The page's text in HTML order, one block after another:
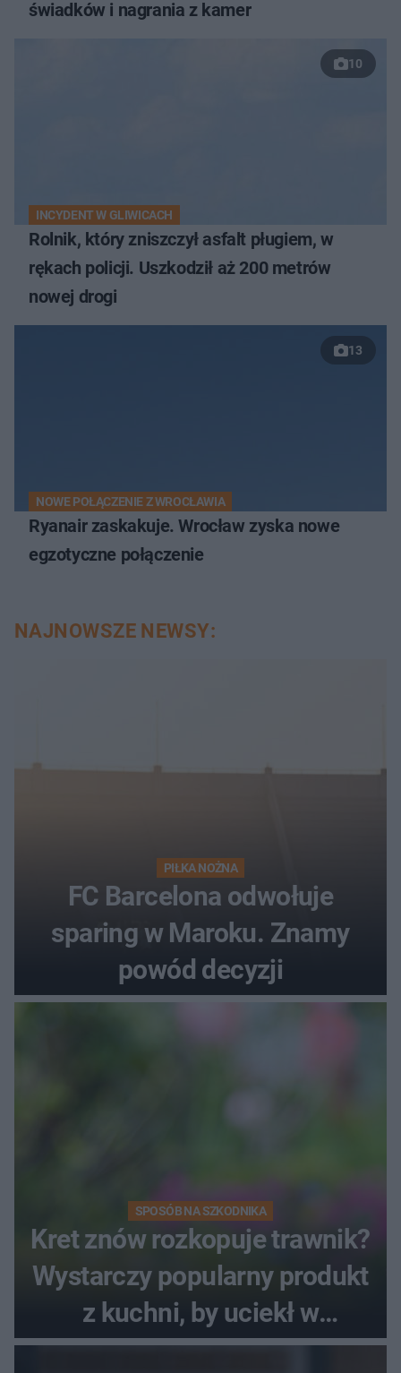
świadków i nagrania z kamer
10
INCYDENT W GLIWICACH
Rolnik, który zniszczył asfalt pługiem, w
rękach policji. Uszkodził aż 200 metrów
nowej drogi
13
NOWE POŁĄCZENIE Z WROCŁAWIA
Ryanair zaskakuje. Wrocław zyska nowe
egzotyczne połączenie
NAJNOWSZE NEWSY:
PIŁKA NOŻNA
FC Barcelona odwołuje
sparing w Maroku. Znamy
powód decyzji
SPOSÓB NA SZKODNIKA
Kret znów rozkopuje trawnik?
Wystarczy popularny produkt
z kuchni, by uciekł w
popłochu